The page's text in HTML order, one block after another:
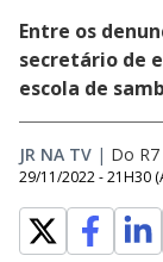
Entre os
secretário de
escola de
JR NA TV | Do R7
29/11/2022 - 21H30